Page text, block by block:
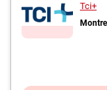
Tci+